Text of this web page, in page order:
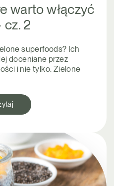
warto włączyć
2
superfoods? Ich
doceniane przez
i nie tylko. Zielone